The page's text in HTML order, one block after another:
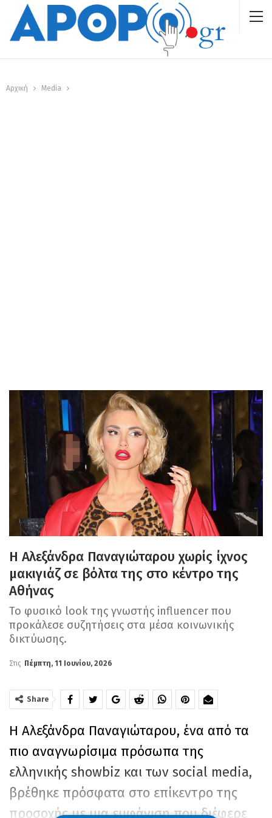
Αρχική Media
Η Αλεξάνδρα Παναγιώταρου χωρίς ίχνος
μακιγιάζ σε βόλτα της στο κέντρο της
Αθήνας
Το φυσικό look της γνωστής influencer που
προκάλεσε συζητήσεις στα μέσα κοινωνικής
δικτύωσης.
Στις Πέμπτη, 11 Ιουνίου, 2026
Share
Η Αλεξάνδρα Παναγιώταρου, ένα από τα
πιο αναγνωρίσιμα πρόσωπα της
ελληνικής showbiz και των social media,
βρέθηκε πρόσφατα στο επίκεντρο της
προσοχής με μια εμφάνιση που διέφερε